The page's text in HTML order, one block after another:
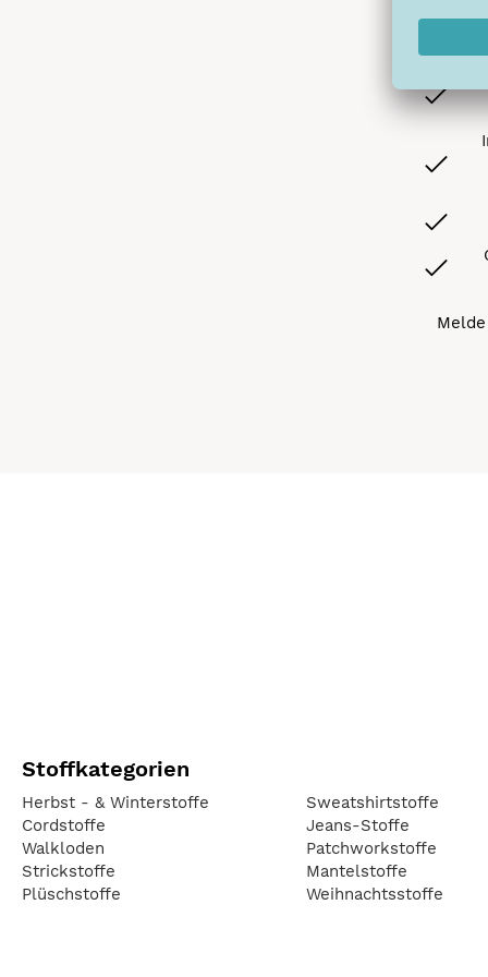
Stoffkategorien
Herbst - & Winterstoffe
Cordstoffe
Walkloden
Strickstoffe
Plüschstoffe
Sweatshirtstoffe
Jeans-Stoffe
Patchworkstoffe
Mantelstoffe
Weihnachtsstoffe